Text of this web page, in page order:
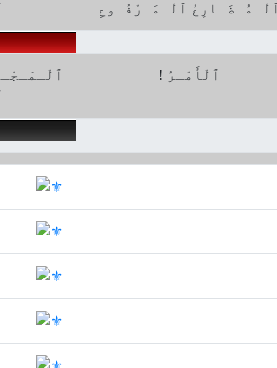
ﭐلْـمَـرْفُـوعِ
! ٱلْأَمْـرُ